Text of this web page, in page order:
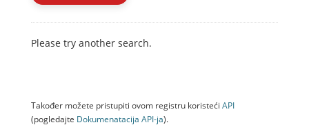
Please try another search.
Također možete pristupiti ovom registru koristeći API
(pogledajte Dokumenаtаcijа API-jа).